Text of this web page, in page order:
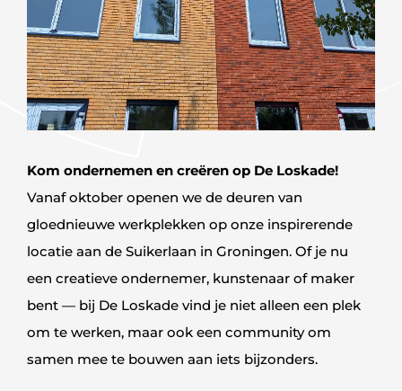
Kom ondernemen en creëren op De Loskade!
Vanaf oktober openen we de deuren van
gloednieuwe werkplekken op onze inspirerende
locatie aan de Suikerlaan in Groningen. Of je nu
een creatieve ondernemer, kunstenaar of maker
bent — bij De Loskade vind je niet alleen een plek
om te werken, maar ook een community om
samen mee te bouwen aan iets bijzonders.